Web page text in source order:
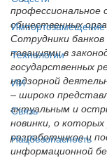
Импортозамещение
Технологии
ИИ
Связь
Нацбезопасность
профессиональное
общественных
Сотрудники
новациями в
государственных
надзорной
– широко
актуальным и
новинки, о
разработчиков и
информационной